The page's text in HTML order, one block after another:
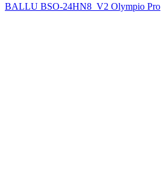
BALLU BSO-24HN8_V2 Olympio Pro